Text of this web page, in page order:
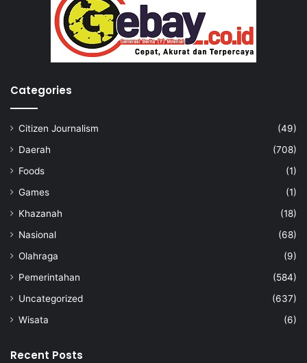
Categories
Citizen Journalism
(49)
Daerah
(708)
Foods
(1)
Games
(1)
Khazanah
(18)
Nasional
(68)
Olahraga
(9)
Pemerintahan
(584)
Uncategorized
(637)
Wisata
(6)
Recent Posts